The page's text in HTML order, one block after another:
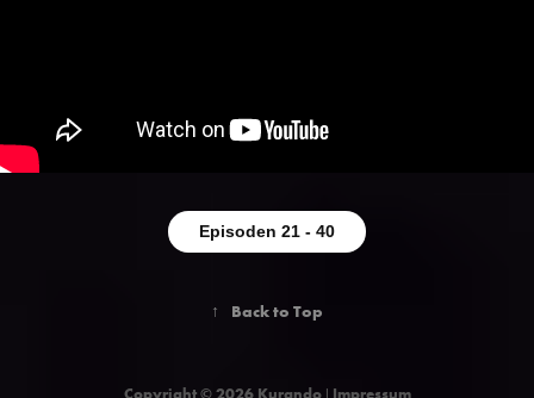
Episoden 21 - 40
↑ Back to Top
Copyright © 2026 Kurando ǀ Impressum